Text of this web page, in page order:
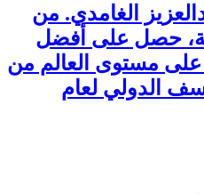
الغامدي. من
حصل على أفضل
مستوى العالم من
آيسف الدولي لعام